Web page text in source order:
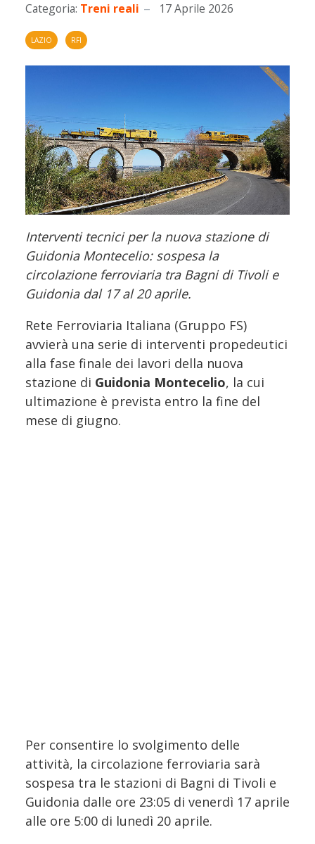
Categoria: Treni reali 17 Aprile 2026
LAZIO RFI
Interventi tecnici per la nuova stazione di
Guidonia Montecelio: sospesa la
circolazione ferroviaria tra Bagni di Tivoli e
Guidonia dal 17 al 20 aprile.
Rete Ferroviaria Italiana (Gruppo FS)
avvierà una serie di interventi propedeutici
alla fase finale dei lavori della nuova
stazione di Guidonia Montecelio, la cui
ultimazione è prevista entro la fine del
mese di giugno.
Per consentire lo svolgimento delle
attività, la circolazione ferroviaria sarà
sospesa tra le stazioni di Bagni di Tivoli e
Guidonia dalle ore 23:05 di venerdì 17 aprile
alle ore 5:00 di lunedì 20 aprile.